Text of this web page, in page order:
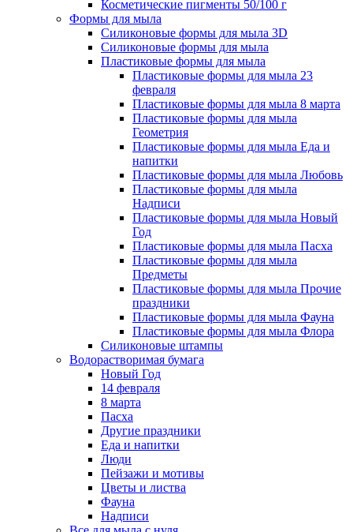
Косметические пигменты 50/100 г
Формы для мыла
Силиконовые формы для мыла 3D
Силиконовые формы для мыла
Пластиковые формы для мыла
Пластиковые формы для мыла 23
февраля
Пластиковые формы для мыла 8 марта
Пластиковые формы для мыла
Геометрия
Пластиковые формы для мыла Еда и
напитки
Пластиковые формы для мыла Любовь
Пластиковые формы для мыла
Надписи
Пластиковые формы для мыла Новый
Год
Пластиковые формы для мыла Пасха
Пластиковые формы для мыла
Предметы
Пластиковые формы для мыла Прочие
праздники
Пластиковые формы для мыла Фауна
Пластиковые формы для мыла Флора
Силиконовые штампы
Водорастворимая бумага
Новый Год
14 февраля
8 марта
Пасха
Другие праздники
Еда и напитки
Люди
Пейзажи и мотивы
Цветы и листва
Фауна
Надписи